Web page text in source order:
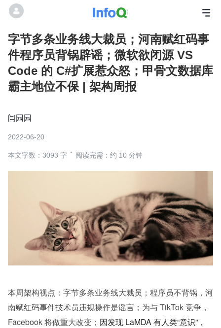
字节多条业务线大裁员；河南赋红码事
件程序员背锅辟谣；微软欲闭源 VS
Code 的 C#扩展惹众怒；甲骨文数据库
霸主地位不保 | 架构周报
闫园园
2022-06-20
本文字数：3093 字 阅读完需：约 10 分钟
本周架构视点：字节多条业务线大裁员；程序员不背锅，河
南赋红码事件技术员违规操作是谣言；为与 TikTok 竞争，
Facebook 将做重大改变； 因发现 LaMDA 有人类“意识”，